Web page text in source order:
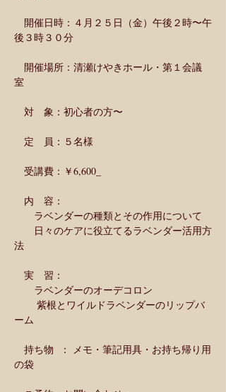
開催日時：４月２５日（金）午後２時〜午
後３時３０分
開催場所：清瀬けやきホール・第１会議
室
対　象：初心者の方〜
定　員：５名様
受講費：￥6,600_
内　容：
ラベンダーの種類とその作用について
日々のケアに役立てるラベンダー活用方
法
実　習：
ラベンダーのオーデコロン
紫根とワイルドラベンダーのリップバ
ーム
持ち物  ： メモ・筆記用具・お持ち帰り用
の袋